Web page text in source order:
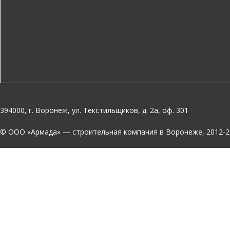
394000, г. Воронеж, ул. Текстильщиков, д. 2а, оф. 301
© OOO «Армада» — строительная компания в Воронеже, 2012-